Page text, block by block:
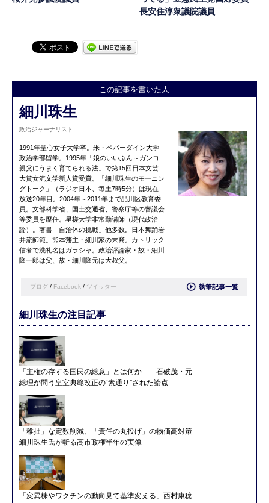
長安住淳衆議院議員
この記事を書いた人
細川珠生
政治ジャーナリスト
1991年聖心女子大学卒。米・ペパーダイン大学
政治学部留学。1995年「娘のいいぶん～ガンコ
親父にうまく育てられる法」で第15回日本文芸
大賞女流文学新人賞受賞。「細川珠生のモーニン
グトーク」（ラジオ日本、毎土7時5分）は現在
放送20年目。2004年～2011年まで品川区教育委
員。文部科学省、国土交通省、警察庁等の審議会
等委員を歴任。星槎大学非常勤講師（現代政治
論）。著書「自治体の挑戦」他多数。日本舞踊岩
井流師範。熊本藩主・細川家の末裔。カトリック
信者で洗礼名はガラシャ。政治評論家・故・細川
隆一郎は父、故・細川隆元は大叔父。
ブログ / Facebook / ツイッター 執筆記事一覧
細川珠生の注目記事
「主権の存する国民の総意」とは何か――石破茂・元
総理が問う皇室典範改正の“素通り”された論点
「稚拙」な定数削減、「責任の丸投げ」の物価高対策
細川珠生氏が斬る高市政権半年の実像
「変異株やワクチンの動向見て基準変える」西村康稔